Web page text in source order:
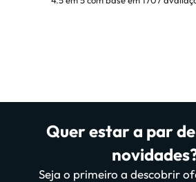
Quer estar a par
Seja o primeiro a descobrir